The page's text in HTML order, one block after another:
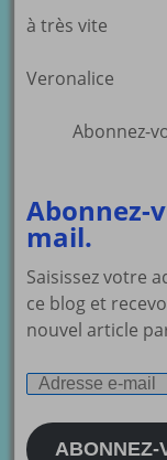
à très vite
Veronalice
Abonnez-
Abonnez-
mail.
Saisissez votre
ce blog et
nouvel article
Adresse
mail
ABONNEZ-